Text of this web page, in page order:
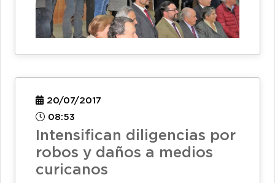
20/07/2017
08:53
Intensifican diligencias por
robos y daños a medios
curicanos